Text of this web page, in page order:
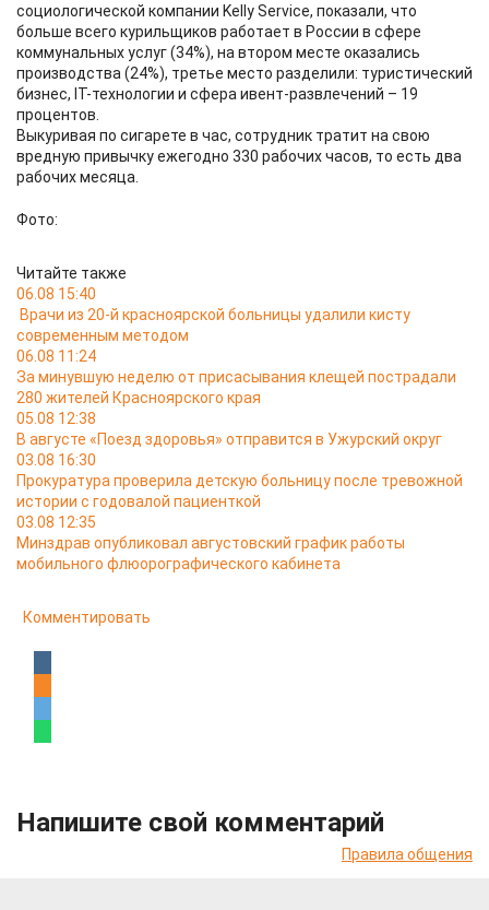
социологической компании Kelly Service, показали, что
больше всего курильщиков работает в России в сфере
коммунальных услуг (34%), на втором месте оказались
производства (24%), третье место разделили: туристический
бизнес, IT-технологии и сфера ивент-развлечений – 19
процентов.
Выкуривая по сигарете в час, сотрудник тратит на свою
вредную привычку ежегодно 330 рабочих часов, то есть два
рабочих месяца.
Фото:
Читайте также
06.08 15:40
Врачи из 20-й красноярской больницы удалили кисту
современным методом
06.08 11:24
За минувшую неделю от присасывания клещей пострадали
280 жителей Красноярского края
05.08 12:38
В августе «Поезд здоровья» отправится в Ужурский округ
03.08 16:30
Прокуратура проверила детскую больницу после тревожной
истории с годовалой пациенткой
03.08 12:35
Минздрав опубликовал августовский график работы
мобильного флюорографического кабинета
Комментировать
Напишите свой комментарий
Правила общения